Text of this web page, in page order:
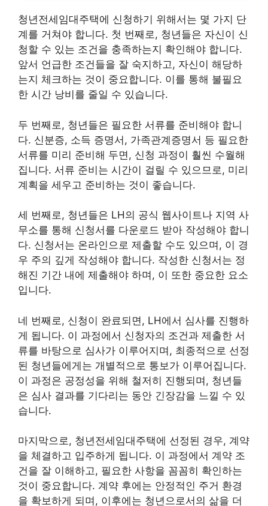
청년전세임대주택에 신청하기 위해서는 몇 가지 단
계를 거쳐야 합니다. 첫 번째로, 청년들은 자신이 신
청할 수 있는 조건을 충족하는지 확인해야 합니다.
앞서 언급한 조건들을 잘 숙지하고, 자신이 해당하
는지 체크하는 것이 중요합니다. 이를 통해 불필요
한 시간 낭비를 줄일 수 있습니다.
두 번째로, 청년들은 필요한 서류를 준비해야 합니
다. 신분증, 소득 증명서, 가족관계증명서 등 필요한
서류를 미리 준비해 두면, 신청 과정이 훨씬 수월해
집니다. 서류 준비는 시간이 걸릴 수 있으므로, 미리
계획을 세우고 준비하는 것이 좋습니다.
세 번째로, 청년들은 LH의 공식 웹사이트나 지역 사
무소를 통해 신청서를 다운로드 받아 작성해야 합니
다. 신청서는 온라인으로 제출할 수도 있으며, 이 경
우 주의 깊게 작성해야 합니다. 작성한 신청서는 정
해진 기간 내에 제출해야 하며, 이 또한 중요한 요소
입니다.
네 번째로, 신청이 완료되면, LH에서 심사를 진행하
게 됩니다. 이 과정에서 신청자의 조건과 제출한 서
류를 바탕으로 심사가 이루어지며, 최종적으로 선정
된 청년들에게는 개별적으로 통보가 이루어집니다.
이 과정은 공정성을 위해 철저히 진행되며, 청년들
은 심사 결과를 기다리는 동안 긴장감을 느낄 수 있
습니다.
마지막으로, 청년전세임대주택에 선정된 경우, 계약
을 체결하고 입주하게 됩니다. 이 과정에서 계약 조
건을 잘 이해하고, 필요한 사항을 꼼꼼히 확인하는
것이 중요합니다. 계약 후에는 안정적인 주거 환경
을 확보하게 되며, 이후에는 청년으로서의 삶을 더